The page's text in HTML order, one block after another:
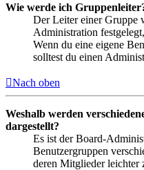
Wie werde ich
Der Leiter einer Gruppe
Administration
Wenn du eine eigene
solltest du einen
Nach oben
Weshalb werden
dargestellt?
Es ist der Board-
Benutzergruppen
deren Mitglieder leichter